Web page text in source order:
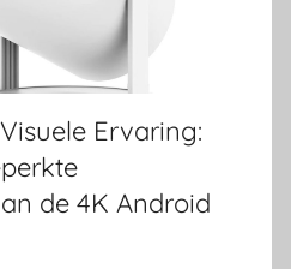
Ervaring:
de 4K Android